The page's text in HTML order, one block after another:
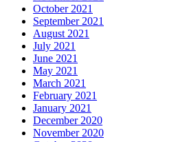
October 2021
September 2021
August 2021
July 2021
June 2021
May 2021
March 2021
February 2021
January 2021
December 2020
November 2020